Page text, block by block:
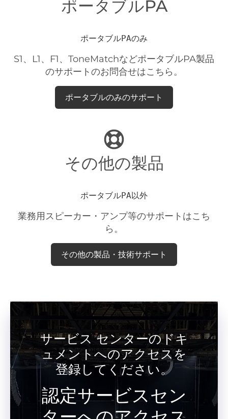
ポータブルPA
ポータブルPAのみ
S1、L1、F1、ToneMatchなどポータブルPA製品
のサポートのお問合せはこちら。
ポータブルのみのサポート
その他の製品
ポータブルPA以外
業務用スピーカー・アンプ等のサポートはこち
ら。
その他の製品・技術サポート
サービス センターのドキ
ュメントへのアクセスを
登録してください。
認定サービスセン